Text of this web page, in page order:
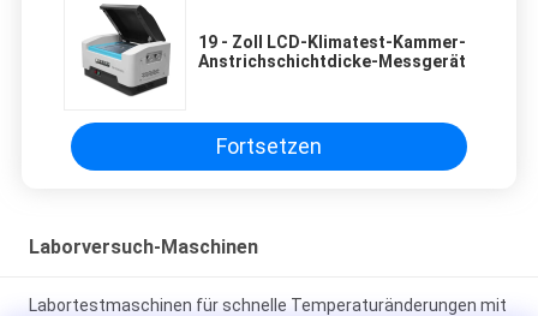
19 - Zoll LCD-Klimatest-Kammer-
Anstrichschichtdicke-Messgerät
Fortsetzen
Laborversuch-Maschinen
Labortestmaschinen für schnelle Temperaturänderungen mit